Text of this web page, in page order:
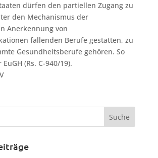
dürfen den partiellen Zugang zu
den Mechanismus der
Anerkennung von
fallenden Berufe gestatten, zu
Gesundheitsberufe gehören. So
(Rs. C-940/19).